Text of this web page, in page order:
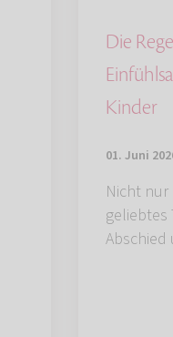
Die
Kinder
01. Juni
Nicht
geliebtes
Abschied